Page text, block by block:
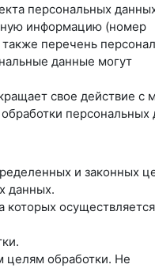
персональных
информацию (номер
перечень
данные могут
свое действие с
персональных
и законных
данных.
целям обработки. Не